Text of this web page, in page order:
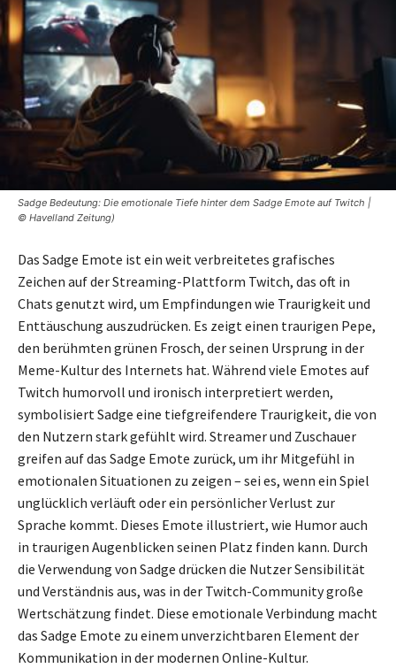
Sadge Bedeutung: Die emotionale Tiefe hinter dem Sadge Emote auf Twitch |
© Havelland Zeitung)
Das Sadge Emote ist ein weit verbreitetes grafisches
Zeichen auf der Streaming-Plattform Twitch, das oft in
Chats genutzt wird, um Empfindungen wie Traurigkeit und
Enttäuschung auszudrücken. Es zeigt einen traurigen Pepe,
den berühmten grünen Frosch, der seinen Ursprung in der
Meme-Kultur des Internets hat. Während viele Emotes auf
Twitch humorvoll und ironisch interpretiert werden,
symbolisiert Sadge eine tiefgreifendere Traurigkeit, die von
den Nutzern stark gefühlt wird. Streamer und Zuschauer
greifen auf das Sadge Emote zurück, um ihr Mitgefühl in
emotionalen Situationen zu zeigen – sei es, wenn ein Spiel
unglücklich verläuft oder ein persönlicher Verlust zur
Sprache kommt. Dieses Emote illustriert, wie Humor auch
in traurigen Augenblicken seinen Platz finden kann. Durch
die Verwendung von Sadge drücken die Nutzer Sensibilität
und Verständnis aus, was in der Twitch-Community große
Wertschätzung findet. Diese emotionale Verbindung macht
das Sadge Emote zu einem unverzichtbaren Element der
Kommunikation in der modernen Online-Kultur.